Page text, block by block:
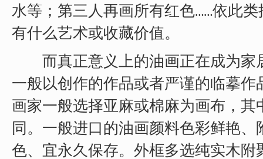
水等；第三人再画所有红色……依此
有什么艺术或收藏价值。
而真正意义上的油画正在成为家
一般以创作的作品或者严谨的临摹作
画家一般选择亚麻或棉麻为画布，其
同。一般进口的油画颜料色彩鲜艳、
色、宜永久保存。外框多选纯实木附